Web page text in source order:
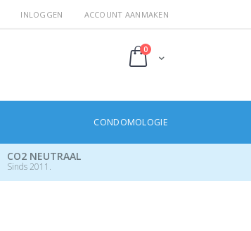
INLOGGEN ACCOUNT AANMAKEN
Cart
0producten
CONDOMOLOGIE
CO2 NEUTRAAL
Sinds 2011.